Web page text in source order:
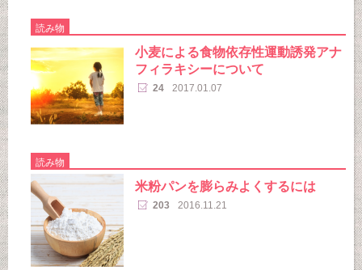
読み物
小麦による食物依存性運動誘発アナ
フィラキシーについて
24 2017.01.07
読み物
米粉パンを膨らみよくするには
203 2016.11.21